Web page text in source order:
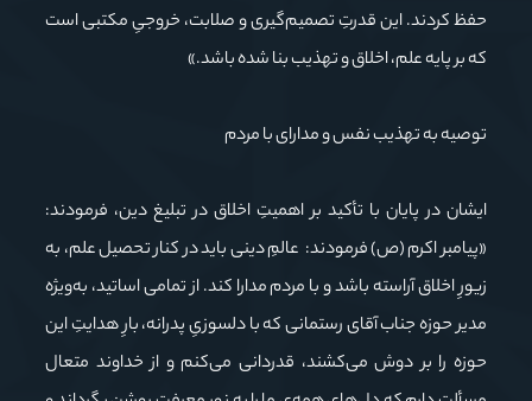
حفظ کردند. این قدرتِ تصمیم‌گیری و صلابت، خروجیِ مکتبی است
که بر پایه علم، اخلاق و تهذیب بنا شده باشد.»
توصیه به تهذیب نفس و مدارای با مردم
ایشان در پایان با تأکید بر اهمیتِ اخلاق در تبلیغ دین، فرمودند:
«پیامبر اکرم (ص) فرمودند: عالمِ دینی باید در کنار تحصیل علم، به
زیورِ اخلاق آراسته باشد و با مردم مدارا کند. از تمامی اساتید، به‌ویژه
مدیر حوزه جناب آقای رستمانی که با دلسوزیِ پدرانه، بارِ هدایتِ این
حوزه را بر دوش می‌کشند، قدردانی می‌کنم و از خداوند متعال